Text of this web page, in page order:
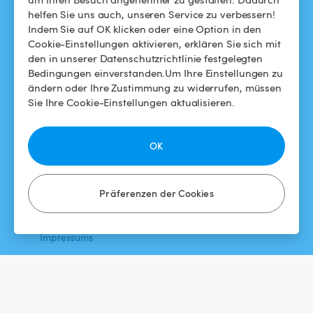
helfen Sie uns auch, unseren Service zu verbessern!
Indem Sie auf OK klicken oder eine Option in den
Cookie-Einstellungen aktivieren, erklären Sie sich mit
den in unserer Datenschutzrichtlinie festgelegten
Bedingungen einverstanden.Um Ihre Einstellungen zu
ändern oder Ihre Zustimmung zu widerrufen, müssen
Sie Ihre Cookie-Einstellungen aktualisieren.
Präferenzen der Cookies
OK
Swimmy in den Medien
Das Swimmy-Abenteuer
Für Gastgeber
Meinen Pool vermieten
So funktioniert's
Allgemeine
Geschäftsbedingungen
Datenschutzbestimmungen
Impressums
Instagram